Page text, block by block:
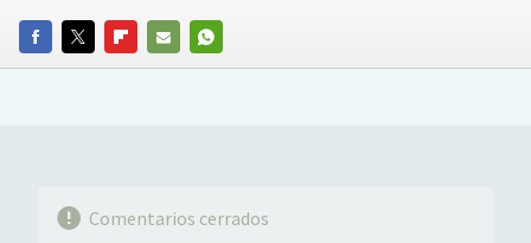
FACEBOOKTWITTERFLIPBOARD
E-
WHATSAPP
Comentarios cerrados